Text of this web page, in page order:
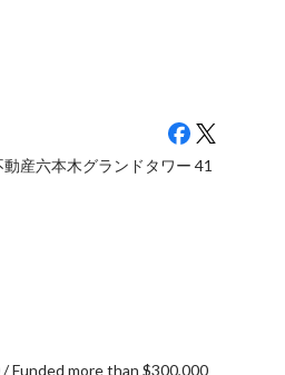
産六本木グランドタワー 41
Funded more than $300,000